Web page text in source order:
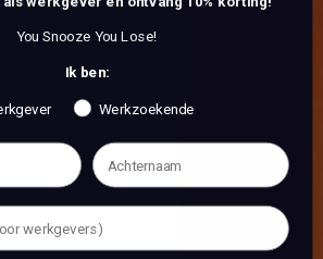
You Snooze You Lose!
Ik ben:
Werkzoekende